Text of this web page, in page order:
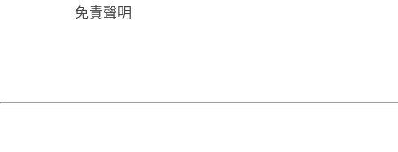
免責聲明